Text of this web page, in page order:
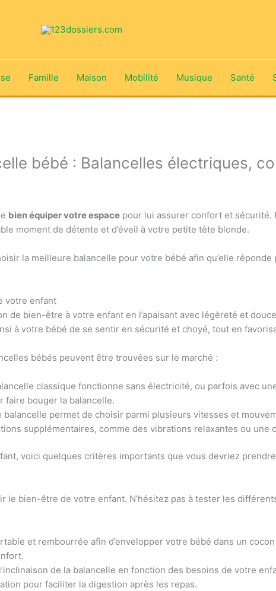
Famille Maison Mobilité Musique Santé
bébé : Balancelles électriques,
bien équiper votre espace pour lui assurer confort et sécurité.
moment de détente et d’éveil à votre petite tête blonde.
la meilleure balancelle pour votre bébé afin qu’elle
votre enfant
de bien-être à votre enfant en l’apaisant avec légèreté et
à votre bébé de se sentir en sécurité et choyé, tout en
bébés peuvent être trouvées sur le marché :
classique fonctionne sans électricité, ou parfois avec
faire bouger la balancelle.
permet de choisir parmi plusieurs vitesses et
supplémentaires, comme des vibrations relaxantes ou une
voici quelques critères importants que vous devriez
le bien-être de votre enfant. N’hésitez pas à tester les
et rembourrée afin d’envelopper votre bébé dans un
de la balancelle en fonction des besoins de votre
pour faciliter la digestion après les repas.